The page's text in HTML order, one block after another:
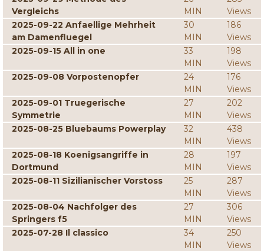
Vergleichs
MIN
Views
2025-09-22 Anfaellige Mehrheit
am Damenfluegel
30
MIN
186
Views
2025-09-15 All in one
33
MIN
198
Views
2025-09-08 Vorpostenopfer
24
MIN
176
Views
2025-09-01 Truegerische
Symmetrie
27
MIN
202
Views
2025-08-25 Bluebaums Powerplay
32
MIN
438
Views
2025-08-18 Koenigsangriffe in
Dortmund
28
MIN
197
Views
2025-08-11 Sizilianischer Vorstoss
25
MIN
287
Views
2025-08-04 Nachfolger des
Springers f5
27
MIN
306
Views
2025-07-28 Il classico
34
MIN
250
Views